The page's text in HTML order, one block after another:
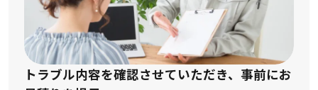
トラブル内容を確認させていただき、事前にお